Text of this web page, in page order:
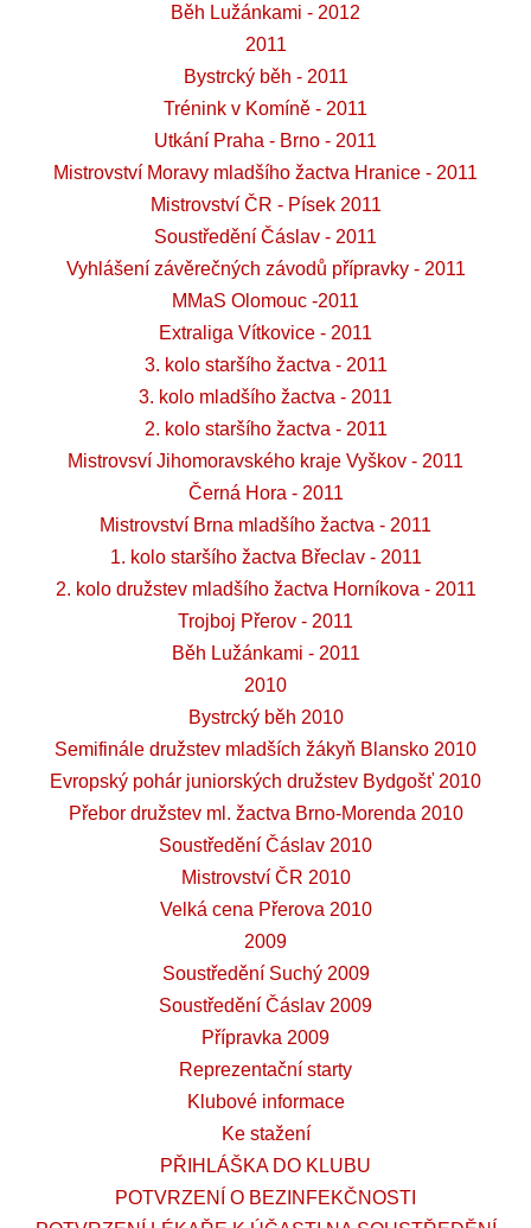
Běh Lužánkami - 2012
2011
Bystrcký běh - 2011
Trénink v Komíně - 2011
Utkání Praha - Brno - 2011
Mistrovství Moravy mladšího žactva Hranice - 2011
Mistrovství ČR - Písek 2011
Soustředění Čáslav - 2011
Vyhlášení závěrečných závodů přípravky - 2011
MMaS Olomouc -2011
Extraliga Vítkovice - 2011
3. kolo staršího žactva - 2011
3. kolo mladšího žactva - 2011
2. kolo staršího žactva - 2011
Mistrovsví Jihomoravského kraje Vyškov - 2011
Černá Hora - 2011
Mistrovství Brna mladšího žactva - 2011
1. kolo staršího žactva Břeclav - 2011
2. kolo družstev mladšího žactva Horníkova - 2011
Trojboj Přerov - 2011
Běh Lužánkami - 2011
2010
Bystrcký běh 2010
Semifinále družstev mladších žákyň Blansko 2010
Evropský pohár juniorských družstev Bydgošť 2010
Přebor družstev ml. žactva Brno-Morenda 2010
Soustředění Čáslav 2010
Mistrovství ČR 2010
Velká cena Přerova 2010
2009
Soustředění Suchý 2009
Soustředění Čáslav 2009
Přípravka 2009
Reprezentační starty
Klubové informace
Ke stažení
PŘIHLÁŠKA DO KLUBU
POTVRZENÍ O BEZINFEKČNOSTI